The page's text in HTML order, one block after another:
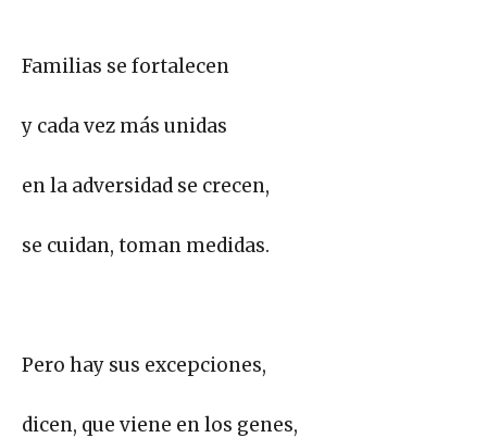
Familias se fortalecen
y cada vez más unidas
en la adversidad se crecen,
se cuidan, toman medidas.
Pero hay sus excepciones,
dicen, que viene en los genes,